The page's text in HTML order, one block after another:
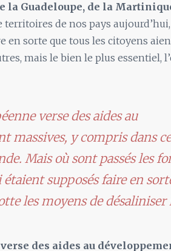
la Guadeloupe, de la
territoires de nos pays
en sorte que tous les citoyens
mais le bien le plus essentiel,
verse des aides au
massives, y compris dans
Mais où sont passés les
étaient supposés faire en
les moyens de désaliniser
des aides au